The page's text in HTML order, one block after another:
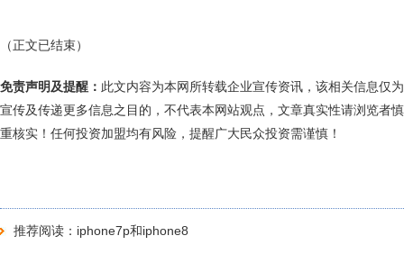
（正文已结束）
免责声明及提醒： 此文内容为本网所转载企业宣传资讯，该相关信息仅为
宣传及传递更多信息之目的，不代表本网站观点，文章真实性请浏览者慎
重核实！任何投资加盟均有风险，提醒广大民众投资需谨慎！
推荐阅读： iphone7p和iphone8